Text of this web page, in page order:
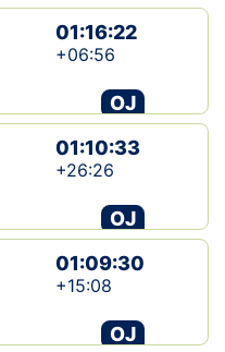
01:16:22
+06:56
OJ
01:10:33
+26:26
OJ
01:09:30
+15:08
OJ